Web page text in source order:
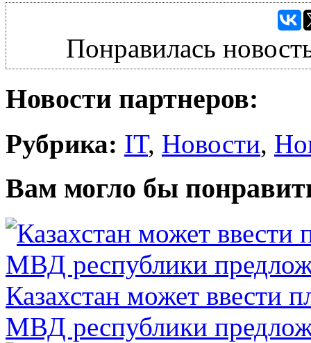
Понравилась
Новости партнеров:
Рубрика: IT, Новости,
Вам могло бы
Казахстан может ввести
МВД республики